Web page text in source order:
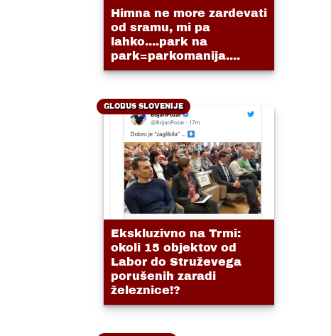
Himna ne more zardevati
od sramu, mi pa
lahko....park na
park=parkomanija....
GLOBUS SLOVENIJE
Ekskluzivno na Trmi:
okoli 15 objektov od
Labor do Struževega
porušenih zaradi
železnice!?